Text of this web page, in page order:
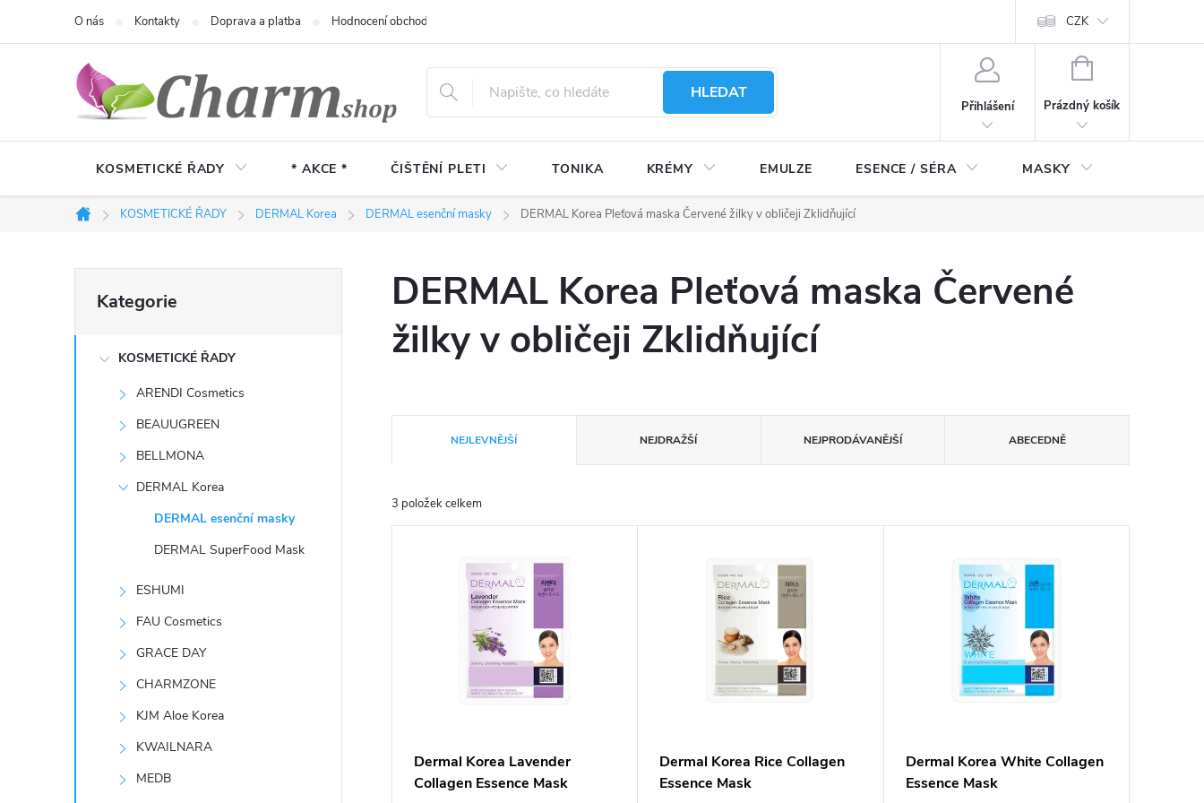
O nás Kontakty Doprava a platba Hodnocení obchodu CZK
HLEDAT
Přihlášení
NÁKUPNÍ
Prázdný košík
KOSMETICKÉ ŘADY * AKCE * ČIŠTĚNÍ PLETI TONIKA KRÉMY EMULZE ESENCE / SÉRA MASKY
Domů
KOSMETICKÉ ŘADY DERMAL Korea DERMAL esenční masky DERMAL Korea Pleťová maska Červené žilky v obličeji Zklidňující
o
kategorie
Kategorie
KOSMETICKÉ ŘADY
ARENDI Cosmetics
BEAUUGREEN
BELLMONA
DERMAL Korea
DERMAL esenční masky
DERMAL SuperFood Mask
ESHUMI
FAU Cosmetics
GRACE DAY
CHARMZONE
KJM Aloe Korea
KWAILNARA
MEDB
DERMAL Korea Pleťová maska Červené
žilky v obličeji Zklidňující
a
z
NEJLEVNĚJŠÍ NEJDRAŽŠÍ NEJPRODÁVANĚJŠÍ ABECEDNĚ
3 položek celkem
Dermal Korea Lavender
Collagen Essence Mask
Dermal Korea Rice Collagen
Essence Mask
Dermal Korea White Collagen
Essence Mask